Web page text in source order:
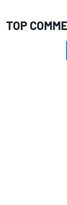
TOP